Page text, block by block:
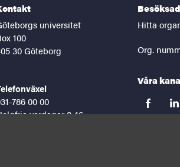
universitet
100
30 Göteborg
786 00 00
vardagar 8-16
Hitta
Org.
Våra
facebook